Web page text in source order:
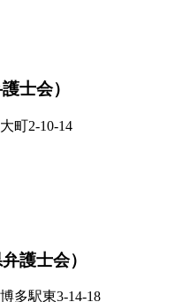
士会）
町2-10-14
護士会）
多駅東3-14-18